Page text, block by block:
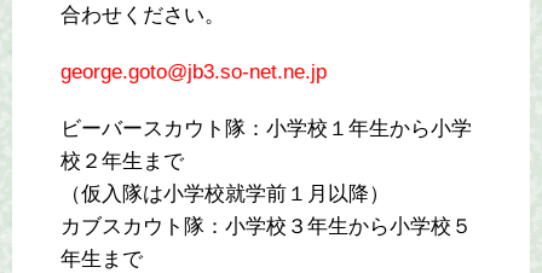
合わせください。
george.goto@jb3.so-net.ne.jp
ビーバースカウト隊：小学校１年生から小学
校２年生まで
（仮入隊は小学校就学前１月以降）
カブスカウト隊：小学校３年生から小学校５
年生まで